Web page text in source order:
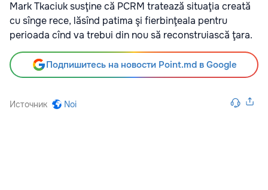
Mark Tkaciuk susţine că PCRM tratează situaţia creată
cu sînge rece, lăsînd patima şi fierbinţeala pentru
perioada cînd va trebui din nou să reconstruiască ţara.
Подпишитесь на новости Point.md в Google
Источник Noi